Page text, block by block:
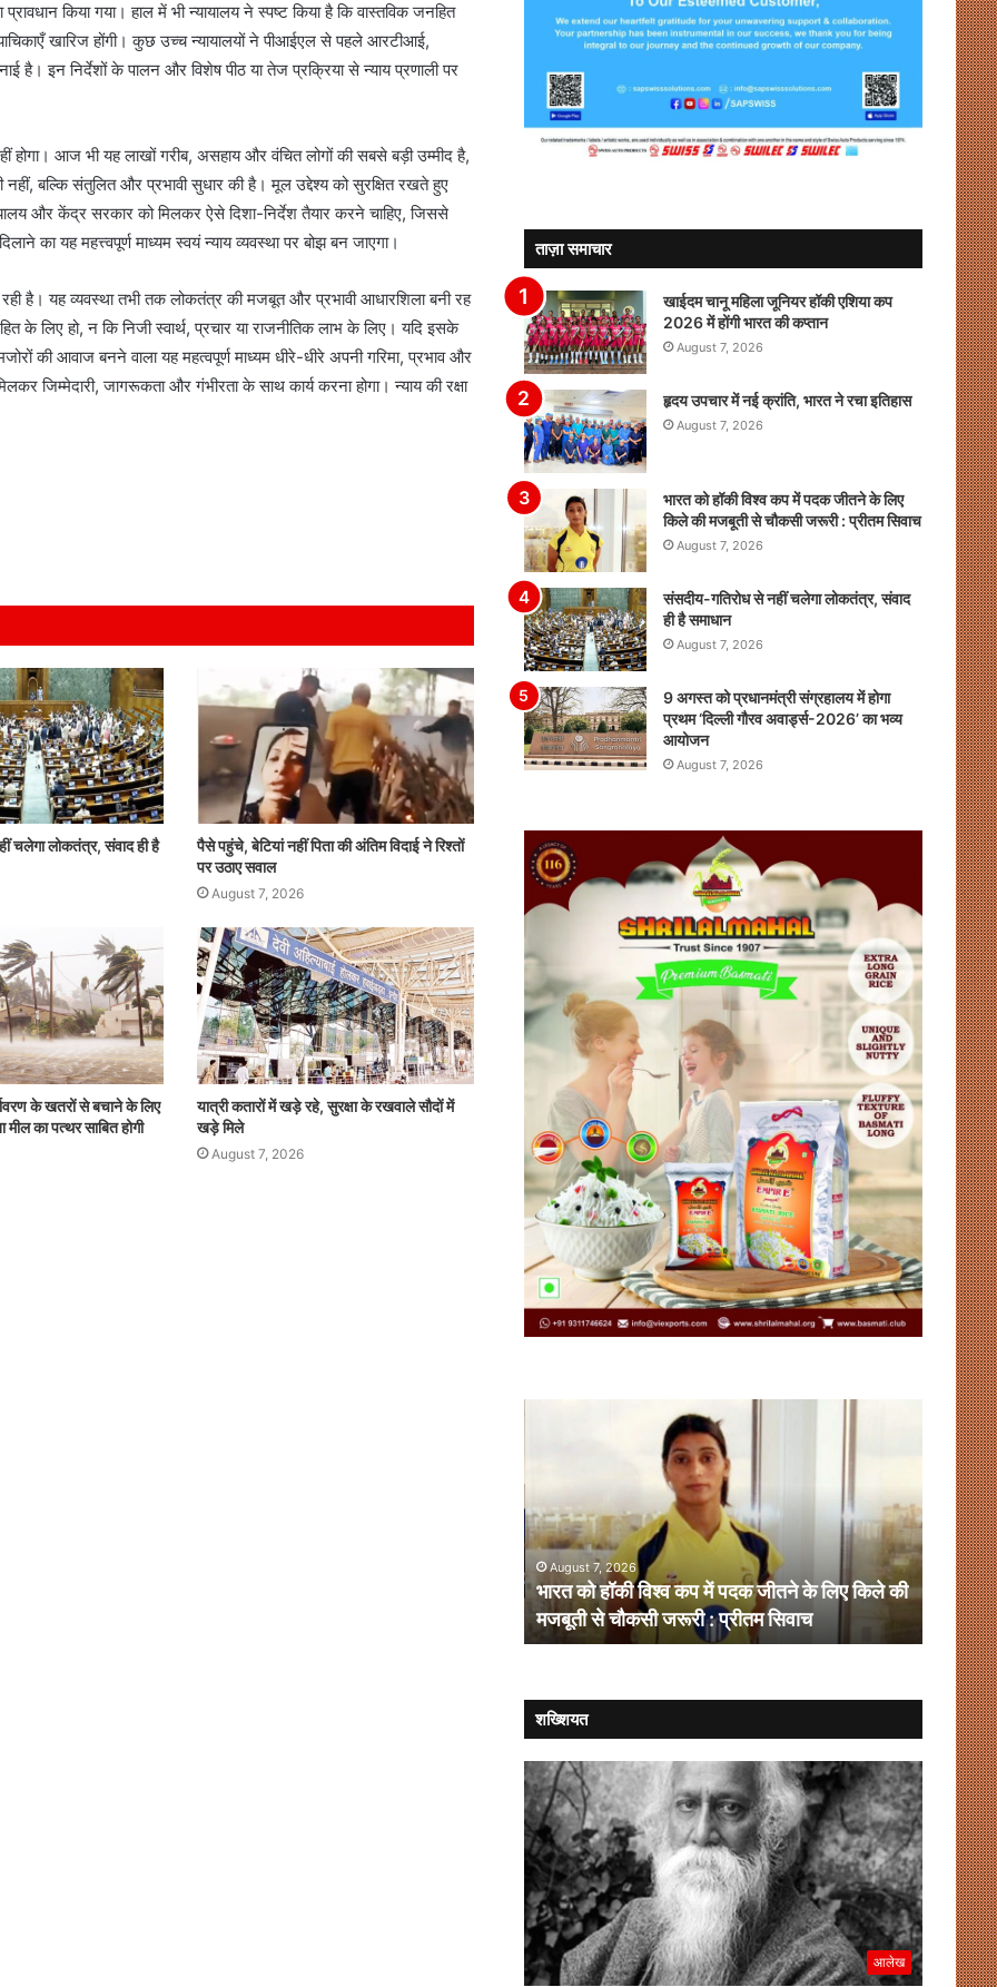
किया गया। हाल में भी न्यायालय ने स्पष्ट किया है कि वास्तविक जनहित
याचिकाएँ खारिज होंगी। कुछ उच्च न्यायालयों ने पीआईएल से पहले आरटीआई,
है। इन निर्देशों के पालन और विशेष पीठ या तेज प्रक्रिया से न्याय प्रणाली पर
होगा। आज भी यह लाखों गरीब, असहाय और वंचित लोगों की सबसे बड़ी उम्मीद है,
बल्कि संतुलित और प्रभावी सुधार की है। मूल उद्देश्य को सुरक्षित रखते हुए
और केंद्र सरकार को मिलकर ऐसे दिशा-निर्देश तैयार करने चाहिए, जिससे
का यह महत्त्वपूर्ण माध्यम स्वयं न्याय व्यवस्था पर बोझ बन जाएगा।
है। यह व्यवस्था तभी तक लोकतंत्र की मजबूत और प्रभावी आधारशिला बनी रह
लिए हो, न कि निजी स्वार्थ, प्रचार या राजनीतिक लाभ के लिए। यदि इसके
की आवाज बनने वाला यह महत्वपूर्ण माध्यम धीरे-धीरे अपनी गरिमा, प्रभाव और
जिम्मेदारी, जागरूकता और गंभीरता के साथ कार्य करना होगा। न्याय की रक्षा
चलेगा लोकतंत्र, संवाद ही है
पैसे पहुंचे, बेटियां नहीं पिता की अंतिम विदाई ने रिश्तों
पर उठाए सवाल
August 7, 2026
के खतरों से बचाने के लिए
मील का पत्थर साबित होगी
यात्री कतारों में खड़े रहे, सुरक्षा के रखवाले सौदों में
खड़े मिले
August 7, 2026
ताज़ा समाचार
खाईदम चानू महिला जूनियर हॉकी एशिया कप
2026 में होंगी भारत की कप्तान
August 7, 2026
हृदय उपचार में नई क्रांति, भारत ने रचा इतिहास
August 7, 2026
भारत को हॉकी विश्व कप में पदक जीतने के लिए
किले की मजबूती से चौकसी जरूरी : प्रीतम सिवाच
August 7, 2026
संसदीय-गतिरोध से नहीं चलेगा लोकतंत्र, संवाद
ही है समाधान
August 7, 2026
9 अगस्त को प्रधानमंत्री संग्रहालय में होगा
प्रथम ‘दिल्ली गौरव अवार्ड्स-2026’ का भव्य
आयोजन
August 7, 2026
में
पदक
जीतने
के
लिए
किले
चौकसी
जरूरी
:
प्रीतम
सिवाच
August 7, 2026
भारत को हॉकी विश्व कप में पदक जीतने के लिए किले की
मजबूती से चौकसी जरूरी : प्रीतम सिवाच
संसदीय-
गतिरोध
लोकतंत्र,
संवाद
है
समाधान
August
समाधान
शख्शियत
आलेख